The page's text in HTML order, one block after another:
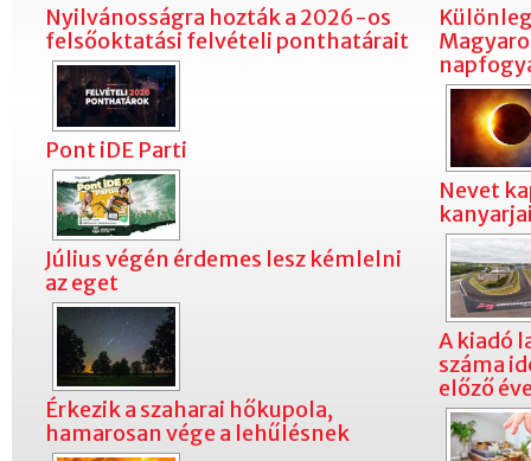
Nyilvánosságra hozták a 2026-os
felsőoktatási felvételi ponthatárait
Pont iDE Parti
Július végén érdemes lesz kémlelni
az eget
Érkezik a szaharai hőkupola,
hamarosan vége a lehűlésnek
Nevet
A kiadó
száma
előző